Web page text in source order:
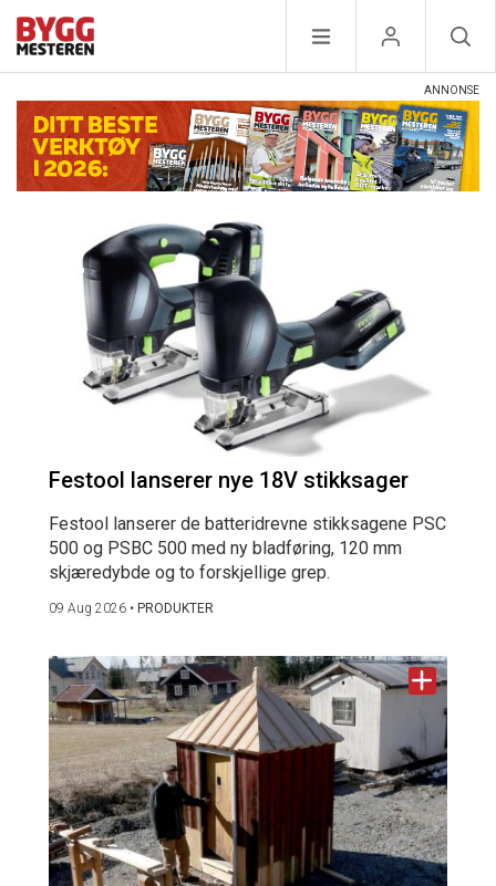
Festool lanserer nye 18V stikksager
Festool lanserer de batteridrevne stikksagene PSC
500 og PSBC 500 med ny bladføring, 120 mm
skjæredybde og to forskjellige grep.
09 Aug 2026 • PRODUKTER